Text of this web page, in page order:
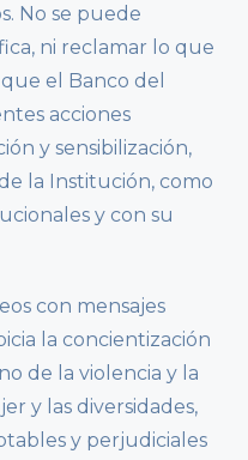
No se puede
ni reclamar lo que
el Banco del
acciones
y sensibilización,
la Institución, como
y con su
con mensajes
la concientización
de la violencia y la
y las diversidades,
y perjudiciales